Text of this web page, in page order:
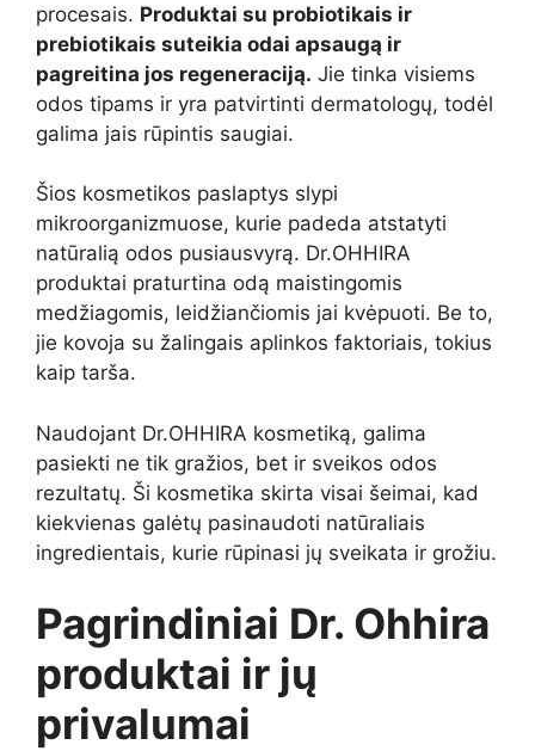
procesais. Produktai su probiotikais ir
prebiotikais suteikia odai apsaugą ir
pagreitina jos regeneraciją. Jie tinka visiems
odos tipams ir yra patvirtinti dermatologų, todėl
galima jais rūpintis saugiai.
Šios kosmetikos paslaptys slypi
mikroorganizmuose, kurie padeda atstatyti
natūralią odos pusiausvyrą. Dr.OHHIRA
produktai praturtina odą maistingomis
medžiagomis, leidžiančiomis jai kvėpuoti. Be to,
jie kovoja su žalingais aplinkos faktoriais, tokius
kaip tarša.
Naudojant Dr.OHHIRA kosmetiką, galima
pasiekti ne tik gražios, bet ir sveikos odos
rezultatų. Ši kosmetika skirta visai šeimai, kad
kiekvienas galėtų pasinaudoti natūraliais
ingredientais, kurie rūpinasi jų sveikata ir grožiu.
Pagrindiniai Dr. Ohhira
produktai ir jų
privalumai